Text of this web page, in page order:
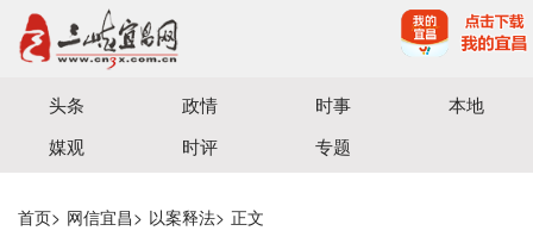
宜昌三峡融媒体中心主办
头条 政情 时事
本地
媒观
时评 专题
首页> 网信宜昌> 以案释法> 正文